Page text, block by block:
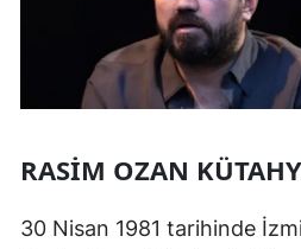
RASİM OZAN
30 Nisan 1981 tarihinde